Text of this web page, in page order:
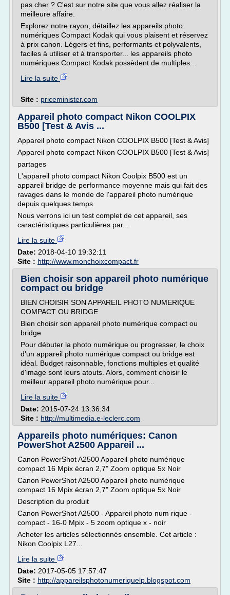
pas cher ? C'est sur notre site que vous allez réaliser la
meilleure affaire.
Explorez notre rayon, détaillez les appareils photo
numériques Compact Kodak qui vous plaisent et réservez
à prix canon. Légers et fins, performants et polyvalents,
faciles à utiliser et à transporter... les appareils photo
numériques Compact Kodak possèdent de multiples...
Lire la suite
Site : priceminister.com
Appareil photo compact Nikon COOLPIX
B500 [Test & Avis ...
Appareil photo compact Nikon COOLPIX B500 [Test & Avis]
Appareil photo compact Nikon COOLPIX B500 [Test & Avis]
partages
L'appareil photo compact Nikon Coolpix B500 est un
appareil bridge de performance moyenne mais qui fait des
ravages dans le monde de l'appareil photo numérique
depuis quelques temps.
Nous verrons ici un test complet de cet appareil, ses
caractéristiques particulières par...
Lire la suite
Date: 2018-04-10 19:32:11
Site : http://www.monchoixcompact.fr
Bien choisir son appareil photo numérique
compact ou bridge
BIEN CHOISIR SON APPAREIL PHOTO NUMERIQUE
COMPACT OU BRIDGE
Bien choisir son appareil photo numérique compact ou
bridge
Pour débuter la photo numérique ou progresser, le choix
d'un appareil photo numérique compact ou bridge est
idéal. Budget raisonnable, fonctions multiples et qualité
d'image sont leurs atouts. Alors, comment choisir le
meilleur appareil photo numérique pour...
Lire la suite
Date: 2015-07-24 13:36:34
Site : http://multimedia.e-leclerc.com
Appareils photo numériques: Canon
PowerShot A2500 Appareil ...
Canon PowerShot A2500 Appareil photo numérique
compact 16 Mpix écran 2,7" Zoom optique 5x Noir
Canon PowerShot A2500 Appareil photo numérique
compact 16 Mpix écran 2,7" Zoom optique 5x Noir
Description du produit
Canon PowerShot A2500 - Appareil photo num rique -
compact - 16-0 Mpix - 5 zoom optique x - noir
Acheter les articles sélectionnés ensemble. Cet article :
Nikon Coolpix L27...
Lire la suite
Date: 2017-05-05 17:57:47
Site : http://appareilsphotonumeriquelp.blogspot.com